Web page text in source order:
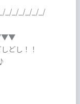
_/_/_/_/_/_/
どし！！